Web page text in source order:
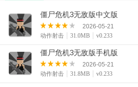
僵尸危机3无敌版中文版
2026-05-21
动作射击
31.0MB v0.233
僵尸危机3无敌版手机版
2026-05-21
动作射击
31.8MB v0.233